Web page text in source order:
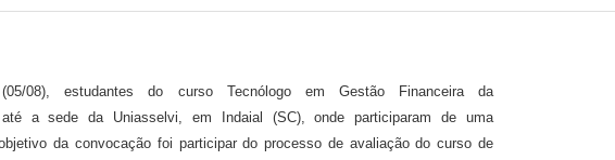
08), estudantes do curso Tecnólogo em Gestão Financeira da
até a sede da Uniasselvi, em Indaial (SC), onde participaram de uma
da convocação foi participar do processo de avaliação do curso de